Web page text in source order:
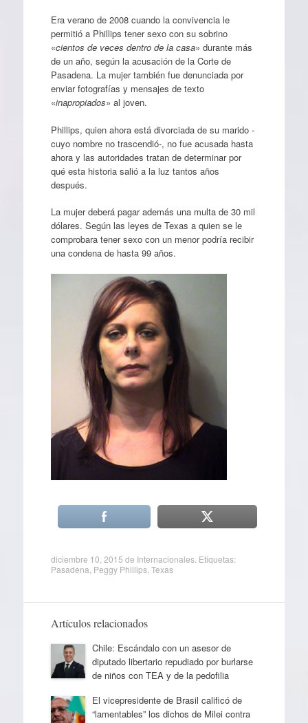
Era verano de 2008 cuando la convivencia le
permitió a Phillips tener sexo con su sobrino
«cientos de veces dentro de la casa» durante más
de un año, según la acusación de la Corte de
Pasadena. La mujer también fue denunciada por
enviar fotografías y mensajes de texto
«inapropiados» al joven.
Phillips, quien ahora está divorciada de su marido -
cuyo nombre no trascendió-, no fue acusada hasta
ahora y las autoridades tratan de determinar por
qué esta historia salió a la luz tantos años
después.
La mujer deberá pagar además una multa de 30 mil
dólares. Según las leyes de Texas a quien se le
comprobara tener sexo con un menor podría recibir
una condena de hasta 99 años.
diciembre 10, 2015 de Internacionales. Etiquetas:
Pasadena Peggy Phillips, Texas
Artículos relacionados
Chile: Escándalo con un asesor de
diputado libertario repudiado por burlarse
de niños con TEA y de la pedofilia
El vicepresidente de Brasil calificó de
“lamentables” los dichos de Milei contra